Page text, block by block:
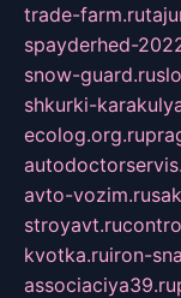
trade-farm.ru
spayderhed-
snow-guard.ru
shkurki-
ecolog.org.ru
avto-vozim.ru
stroyavt.ru
kvotka.ruiron-
associaciya39.ru